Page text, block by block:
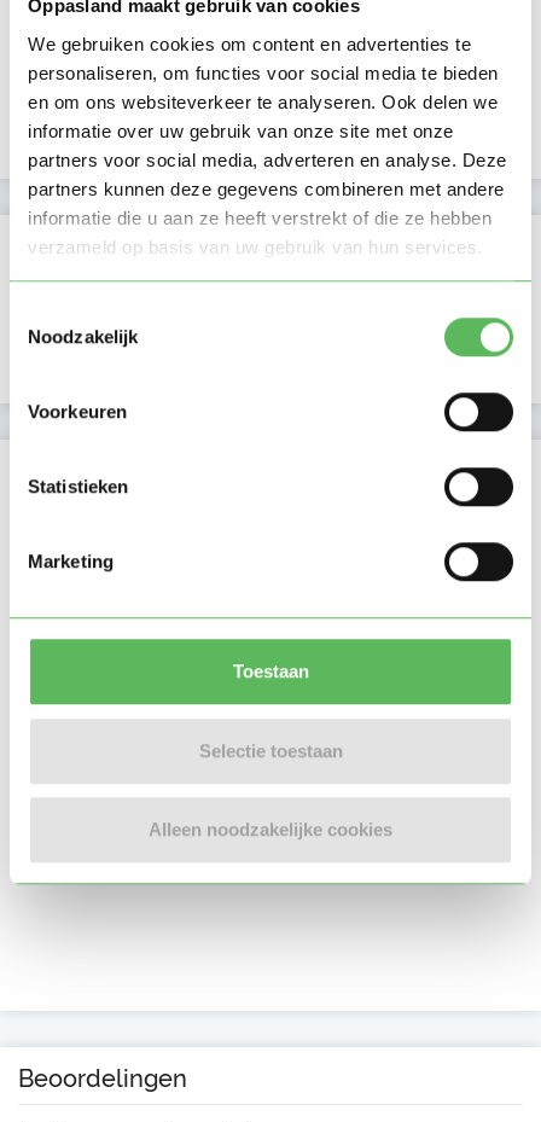
Oppasland maakt gebruik van cookies
We gebruiken cookies om content en advertenties te
personaliseren, om functies voor social media te bieden
en om ons websiteverkeer te analyseren. Ook delen we
informatie over uw gebruik van onze site met onze
partners voor social media, adverteren en analyse. Deze
partners kunnen deze gegevens combineren met andere
informatie die u aan ze heeft verstrekt of die ze hebben
verzameld op basis van uw gebruik van hun services.
Noodzakelijk
Voorkeuren
Statistieken
Marketing
Toestaan
Selectie toestaan
Alleen noodzakelijke cookies
Laatste activiteit
Lid sinds 07-07-2026
Profiel bijgewerkt 07-07-2026
Verificaties
Locatie oppasadres (Capelle aan den IJssel)
Beoordelingen